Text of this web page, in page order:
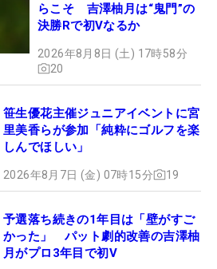
らこそ 吉澤柚月は“鬼門”の
決勝Rで初Vなるか
2026年8月8日 (土) 17時58分
20
笹生優花主催ジュニアイベントに宮
里美香らが参加「純粋にゴルフを楽
しんでほしい」
2026年8月7日 (金) 07時15分 19
予選落ち続きの1年目は「壁がすご
かった」 パット劇的改善の吉澤柚
月がプロ3年目で初V